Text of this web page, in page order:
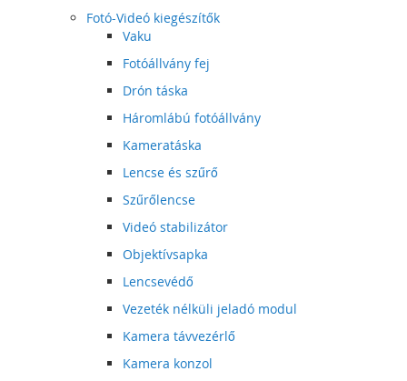
Fotó-Videó kiegészítők
Vaku
Fotóállvány fej
Drón táska
Háromlábú fotóállvány
Kameratáska
Lencse és szűrő
Szűrőlencse
Videó stabilizátor
Objektívsapka
Lencsevédő
Vezeték nélküli jeladó modul
Kamera távvezérlő
Kamera konzol